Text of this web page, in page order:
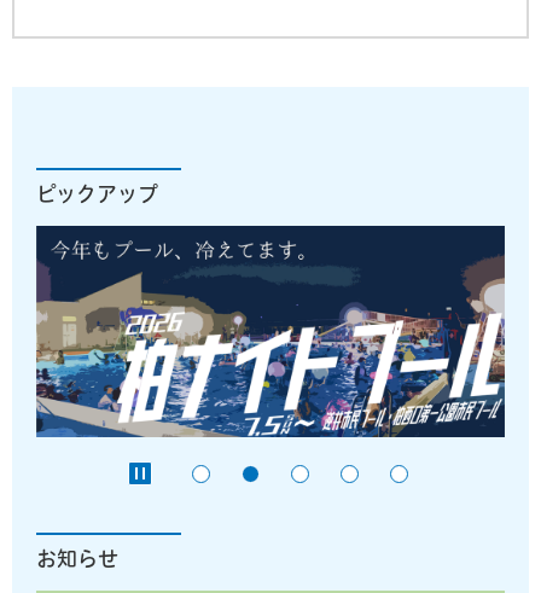
ピックアップ
お知らせ